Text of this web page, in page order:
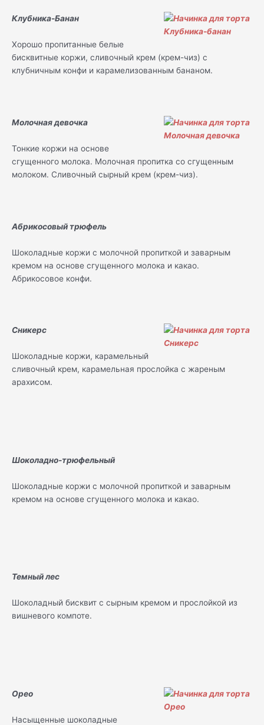
Клубника-Банан
Хорошо пропитанные белые
бисквитные коржи, сливочный крем (крем-чиз) с
клубничным конфи и карамелизованным бананом.
Молочная девочка
Тонкие коржи на основе
сгущенного молока. Молочная пропитка со сгущенным
молоком. Сливочный сырный крем (крем-чиз).
Абрикосовый трюфель
Шоколадные коржи с молочной пропиткой и заварным
кремом на основе сгущенного молока и какао.
Абрикосовое конфи.
Сникерс
Шоколадные коржи, карамельный
сливочный крем, карамельная прослойка с жареным
арахисом.
Шоколадно-трюфельный
Шоколадные коржи с молочной пропиткой и заварным
кремом на основе сгущенного молока и какао.
Темный лес
Шоколадный бисквит с сырным кремом и прослойкой из
вишневого компоте.
Орео
Насыщенные шоколадные